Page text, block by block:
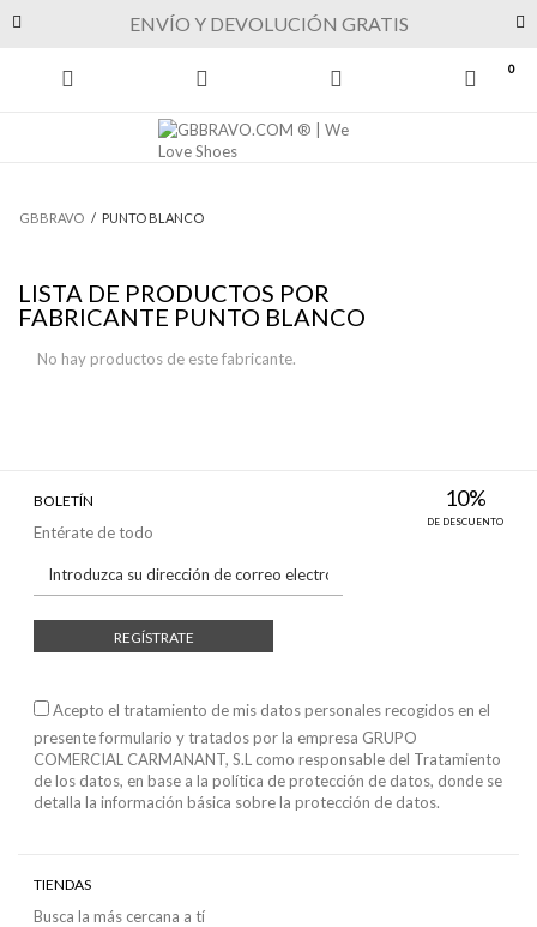
ENVÍO Y DEVOLUCIÓN GRATIS Next
0
GBBRAVO / PUNTO BLANCO
LISTA DE PRODUCTOS POR
FABRICANTE PUNTO BLANCO
No hay productos de este fabricante.
10%
DE DESCUENTO
BOLETÍN
Entérate de todo
REGÍSTRATE
Acepto el tratamiento de mis datos personales recogidos en el
presente formulario y tratados por la empresa GRUPO
COMERCIAL CARMANANT, S.L como responsable del Tratamiento
de los datos, en base a la política de protección de datos, donde se
detalla la información básica sobre la protección de datos.
TIENDAS
Busca la más cercana a tí